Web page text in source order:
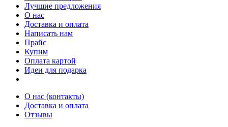
Лучшие предложения
О нас
Доставка и оплата
Написать нам
Прайс
Купим
Оплата картой
Идеи для подарка
О нас (контакты)
Доставка и оплата
Отзывы